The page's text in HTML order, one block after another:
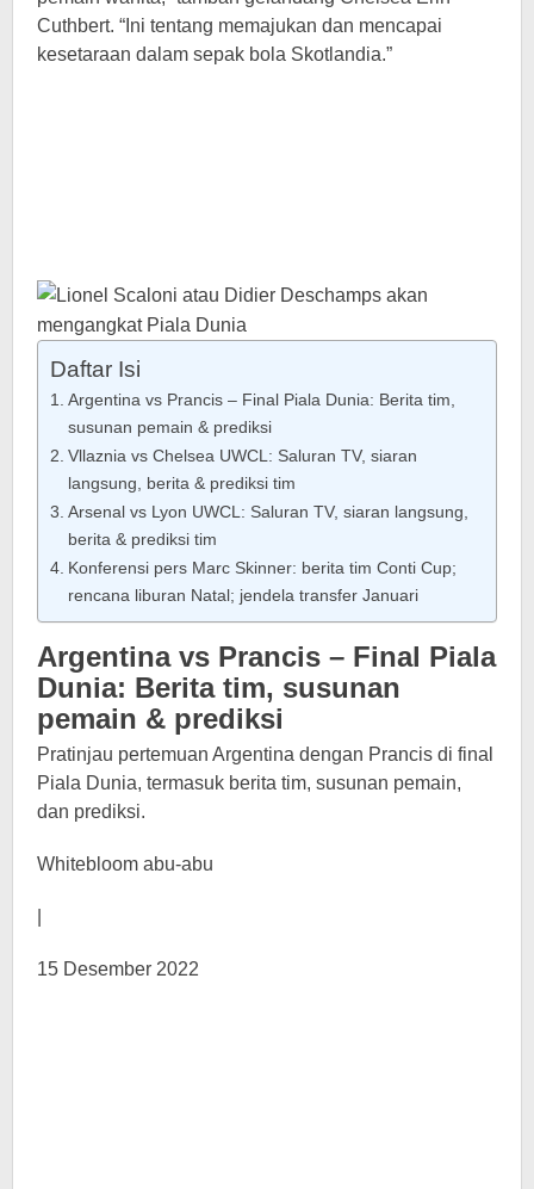
Cuthbert. “Ini tentang memajukan dan mencapai
kesetaraan dalam sepak bola Skotlandia.”
Daftar Isi
Argentina vs Prancis – Final Piala Dunia: Berita tim,
susunan pemain & prediksi
Vllaznia vs Chelsea UWCL: Saluran TV, siaran
langsung, berita & prediksi tim
Arsenal vs Lyon UWCL: Saluran TV, siaran langsung,
berita & prediksi tim
Konferensi pers Marc Skinner: berita tim Conti Cup;
rencana liburan Natal; jendela transfer Januari
Argentina vs Prancis – Final Piala
Dunia: Berita tim, susunan
pemain & prediksi
Pratinjau pertemuan Argentina dengan Prancis di final
Piala Dunia, termasuk berita tim, susunan pemain,
dan prediksi.
Whitebloom abu-abu
15 Desember 2022